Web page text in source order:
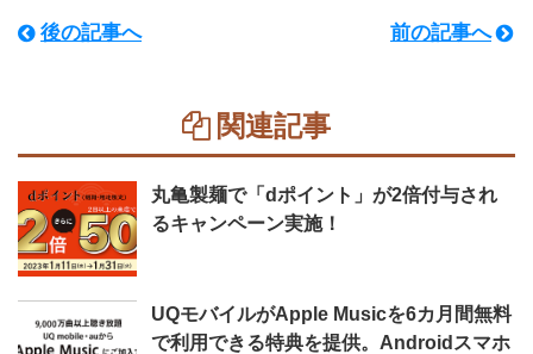
後の記事へ 前の記事へ
関連記事
丸亀製麺で「dポイント」が2倍付与され
るキャンペーン実施！
UQモバイルがApple Musicを6カ月間無料
で利用できる特典を提供。Androidスマホ